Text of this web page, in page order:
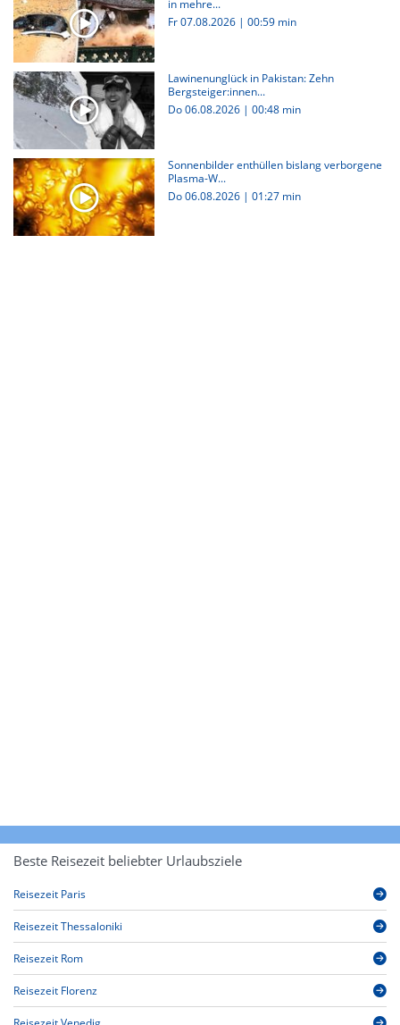
in mehre...
Fr 07.08.2026 | 00:59 min
Lawinenunglück in Pakistan: Zehn
Bergsteiger:innen...
Do 06.08.2026 | 00:48 min
Sonnenbilder enthüllen bislang verborgene
Plasma-W...
Do 06.08.2026 | 01:27 min
Beste Reisezeit beliebter Urlaubsziele
Reisezeit Paris
Reisezeit Thessaloniki
Reisezeit Rom
Reisezeit Florenz